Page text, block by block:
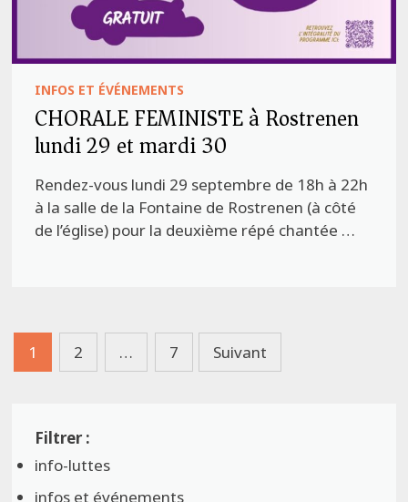
INFOS ET ÉVÉNEMENTS
CHORALE FEMINISTE à Rostrenen
lundi 29 et mardi 30
Rendez-vous lundi 29 septembre de 18h à 22h
à la salle de la Fontaine de Rostrenen (à côté
de l’église) pour la deuxième répé chantée …
Pagination
des
1 2 … 7 Suivant
info-luttes
infos et événements